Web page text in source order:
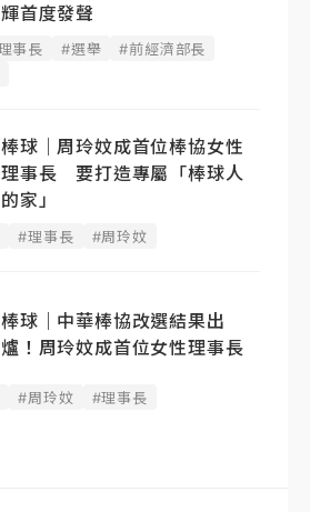
輝首度發聲
事長 #選舉
#前經濟部長
棒球｜周玲妏成首位棒協女性
理事長 要打造專屬「棒球人
的家」
#理事長 #周玲妏
棒球｜中華棒協改選結果出
爐！周玲妏成首位女性理事長
#周玲妏 #理事長